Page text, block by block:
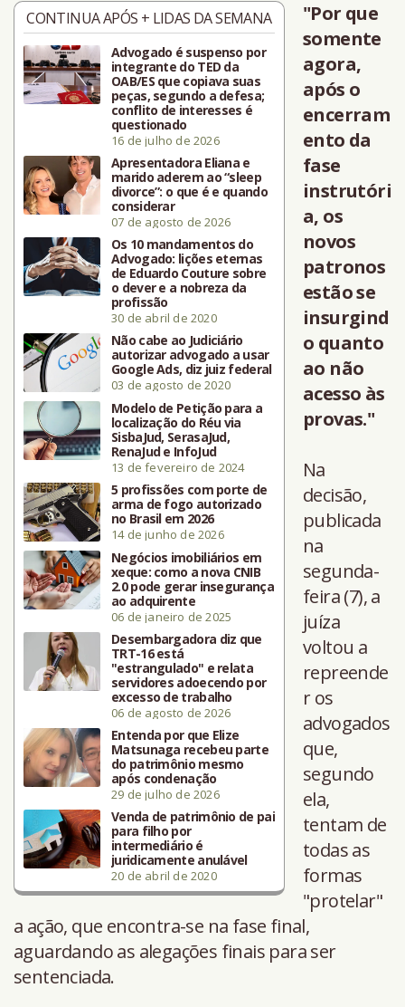
CONTINUA APÓS + LIDAS DA SEMANA
Advogado é suspenso por
integrante do TED da
OAB/ES que copiava suas
peças, segundo a defesa;
conflito de interesses é
questionado
16 de julho de 2026
Apresentadora Eliana e
marido aderem ao “sleep
divorce”: o que é e quando
considerar
07 de agosto de 2026
Os 10 mandamentos do
Advogado: lições eternas
de Eduardo Couture sobre
o dever e a nobreza da
profissão
30 de abril de 2020
Não cabe ao Judiciário
autorizar advogado a usar
Google Ads, diz juiz federal
03 de agosto de 2020
Modelo de Petição para a
localização do Réu via
SisbaJud, SerasaJud,
RenaJud e InfoJud
13 de fevereiro de 2024
5 profissões com porte de
arma de fogo autorizado
no Brasil em 2026
14 de junho de 2026
Negócios imobiliários em
xeque: como a nova CNIB
2.0 pode gerar insegurança
ao adquirente
06 de janeiro de 2025
Desembargadora diz que
TRT-16 está
"estrangulado" e relata
servidores adoecendo por
excesso de trabalho
06 de agosto de 2026
Entenda por que Elize
Matsunaga recebeu parte
do patrimônio mesmo
após condenação
29 de julho de 2026
Venda de patrimônio de pai
para filho por
intermediário é
juridicamente anulável
20 de abril de 2020
"Por que
somente
agora,
após o
encerram
ento da
fase
instrutóri
a, os
novos
patronos
estão se
insurgind
o quanto
ao não
acesso às
provas."
Na
decisão,
publicada
na
segunda-
feira (7), a
juíza
voltou a
repreende
r os
advogados
que,
segundo
ela,
tentam de
todas as
formas
"protelar"
a ação, que encontra-se na fase final,
aguardando as alegações finais para ser
sentenciada.